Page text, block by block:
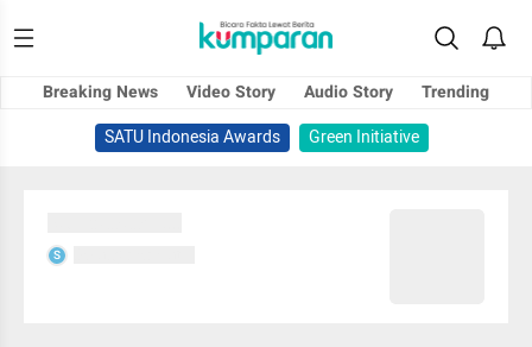
Breaking News Video Story Audio Story
Trending
SATU Indonesia Awards
Green Initiative
S